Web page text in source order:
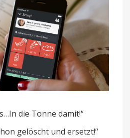
die Tonne damit!“
gelöscht und ersetzt!“